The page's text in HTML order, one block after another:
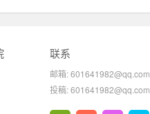
联系
邮箱: 601641982@qq.com
投稿: 601641982@qq.com